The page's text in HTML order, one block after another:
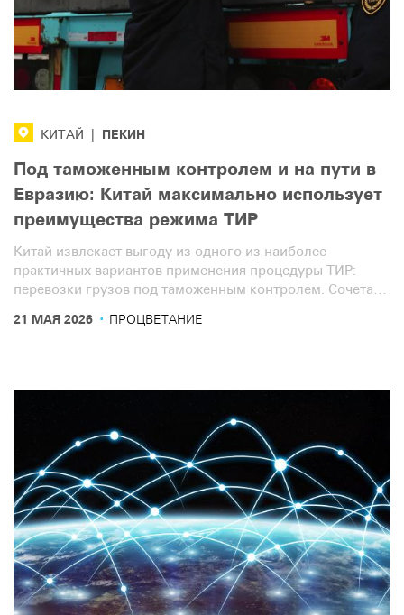
КИТАЙ ПЕКИН
Под таможенным контролем и на пути в
Евразию: Китай максимально использует
преимущества режима ТИР
Китай извлекает выгоду из одного из наиболее
практичных вариантов применения процедуры ТИР:
перевозки грузов под таможенным контролем. Сочетая
зон со скоростью, безопасностью и простотой
21 МАЯ 2026 · ПРОЦВЕТАНИЕ